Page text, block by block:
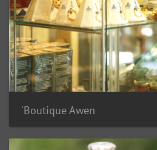
Boutique Awen'